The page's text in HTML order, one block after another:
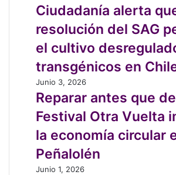
“ceja
y
ceja”
nueva
consulta
del
SAG
alerta
resolución
del
SAG
permite
el
cultivo
desregulado
de
transgénicos
en
Chile
Ciudadanía alerta
resolución del SAG
el cultivo
transgénicos en
Reparar
antes
desechar:
Festival
Otra
Vuelta
impulsa
Junio 3, 2026
Reparar antes que
Festival Otra Vuelta
la economía circular
Peñalolén
Diálogos
Junio 1, 2026